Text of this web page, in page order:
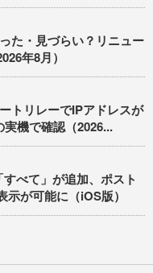
た・見づらい？リニュー
年8月）
トリレーでIPアドレスが
機で確認（2026...
べて」が追加、ポスト
示が可能に（iOS版）